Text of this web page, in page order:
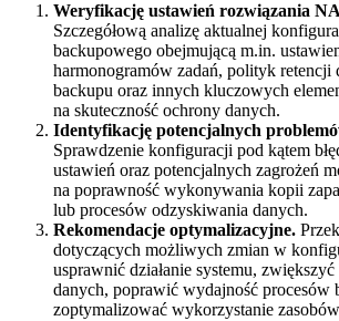
Weryfikację ustawień rozwiązania
Szczegółową analizę aktualnej
backupowego obejmującą m.in.
harmonogramów zadań, polityk retencji
backupu oraz innych kluczowych
na skuteczność ochrony danych.
Identyfikację potencjalnych
Sprawdzenie konfiguracji pod kątem
ustawień oraz potencjalnych zagrożeń
na poprawność wykonywania kopii
lub procesów odzyskiwania danych.
Rekomendacje optymalizacyjne.
dotyczących możliwych zmian w
usprawnić działanie systemu,
danych, poprawić wydajność procesów
zoptymalizować wykorzystanie